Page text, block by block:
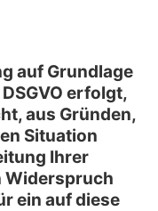
auf Grundlage
erfolgt,
aus Gründen,
Situation
Ihrer
Widerspruch
ein auf diese